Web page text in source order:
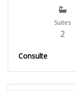
Suites
2
Consulte